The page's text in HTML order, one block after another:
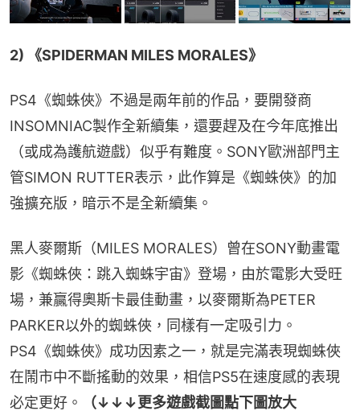
2) 《SPIDERMAN MILES MORALES》
PS4《蜘蛛俠》不過是兩年前的作品，要開發商
INSOMNIAC製作全新續集，還要趕及在今年底推出
（或成為護航遊戲）似乎有難度。SONY歐洲部門主
管SIMON RUTTER表示，此作算是《蜘蛛俠》的加
強擴充版，暗示不是全新續集。
黑人麥爾斯（MILES MORALES）曾在SONY動畫電
影《蜘蛛俠：跳入蜘蛛宇宙》登場，由於電影大受旺
場，兼贏得奧斯卡最佳動畫，以麥爾斯為PETER
PARKER以外的蜘蛛俠，同樣有一定吸引力。
PS4《蜘蛛俠》成功因素之一，就是完滿表現蜘蛛俠
在鬧市中不斷搖動的效果，相信PS5在速度感的表現
必定更好。
（↓↓↓更多遊戲截圖點下圖放大